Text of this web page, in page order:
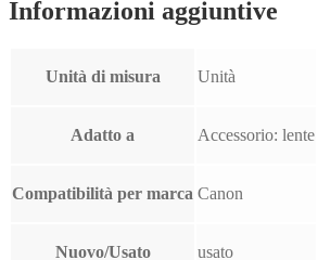
Informazioni aggiuntive
Unità di misura Unità
Adatto a Accessorio: lente
Compatibilità per marca Canon
Nuovo/Usato usato